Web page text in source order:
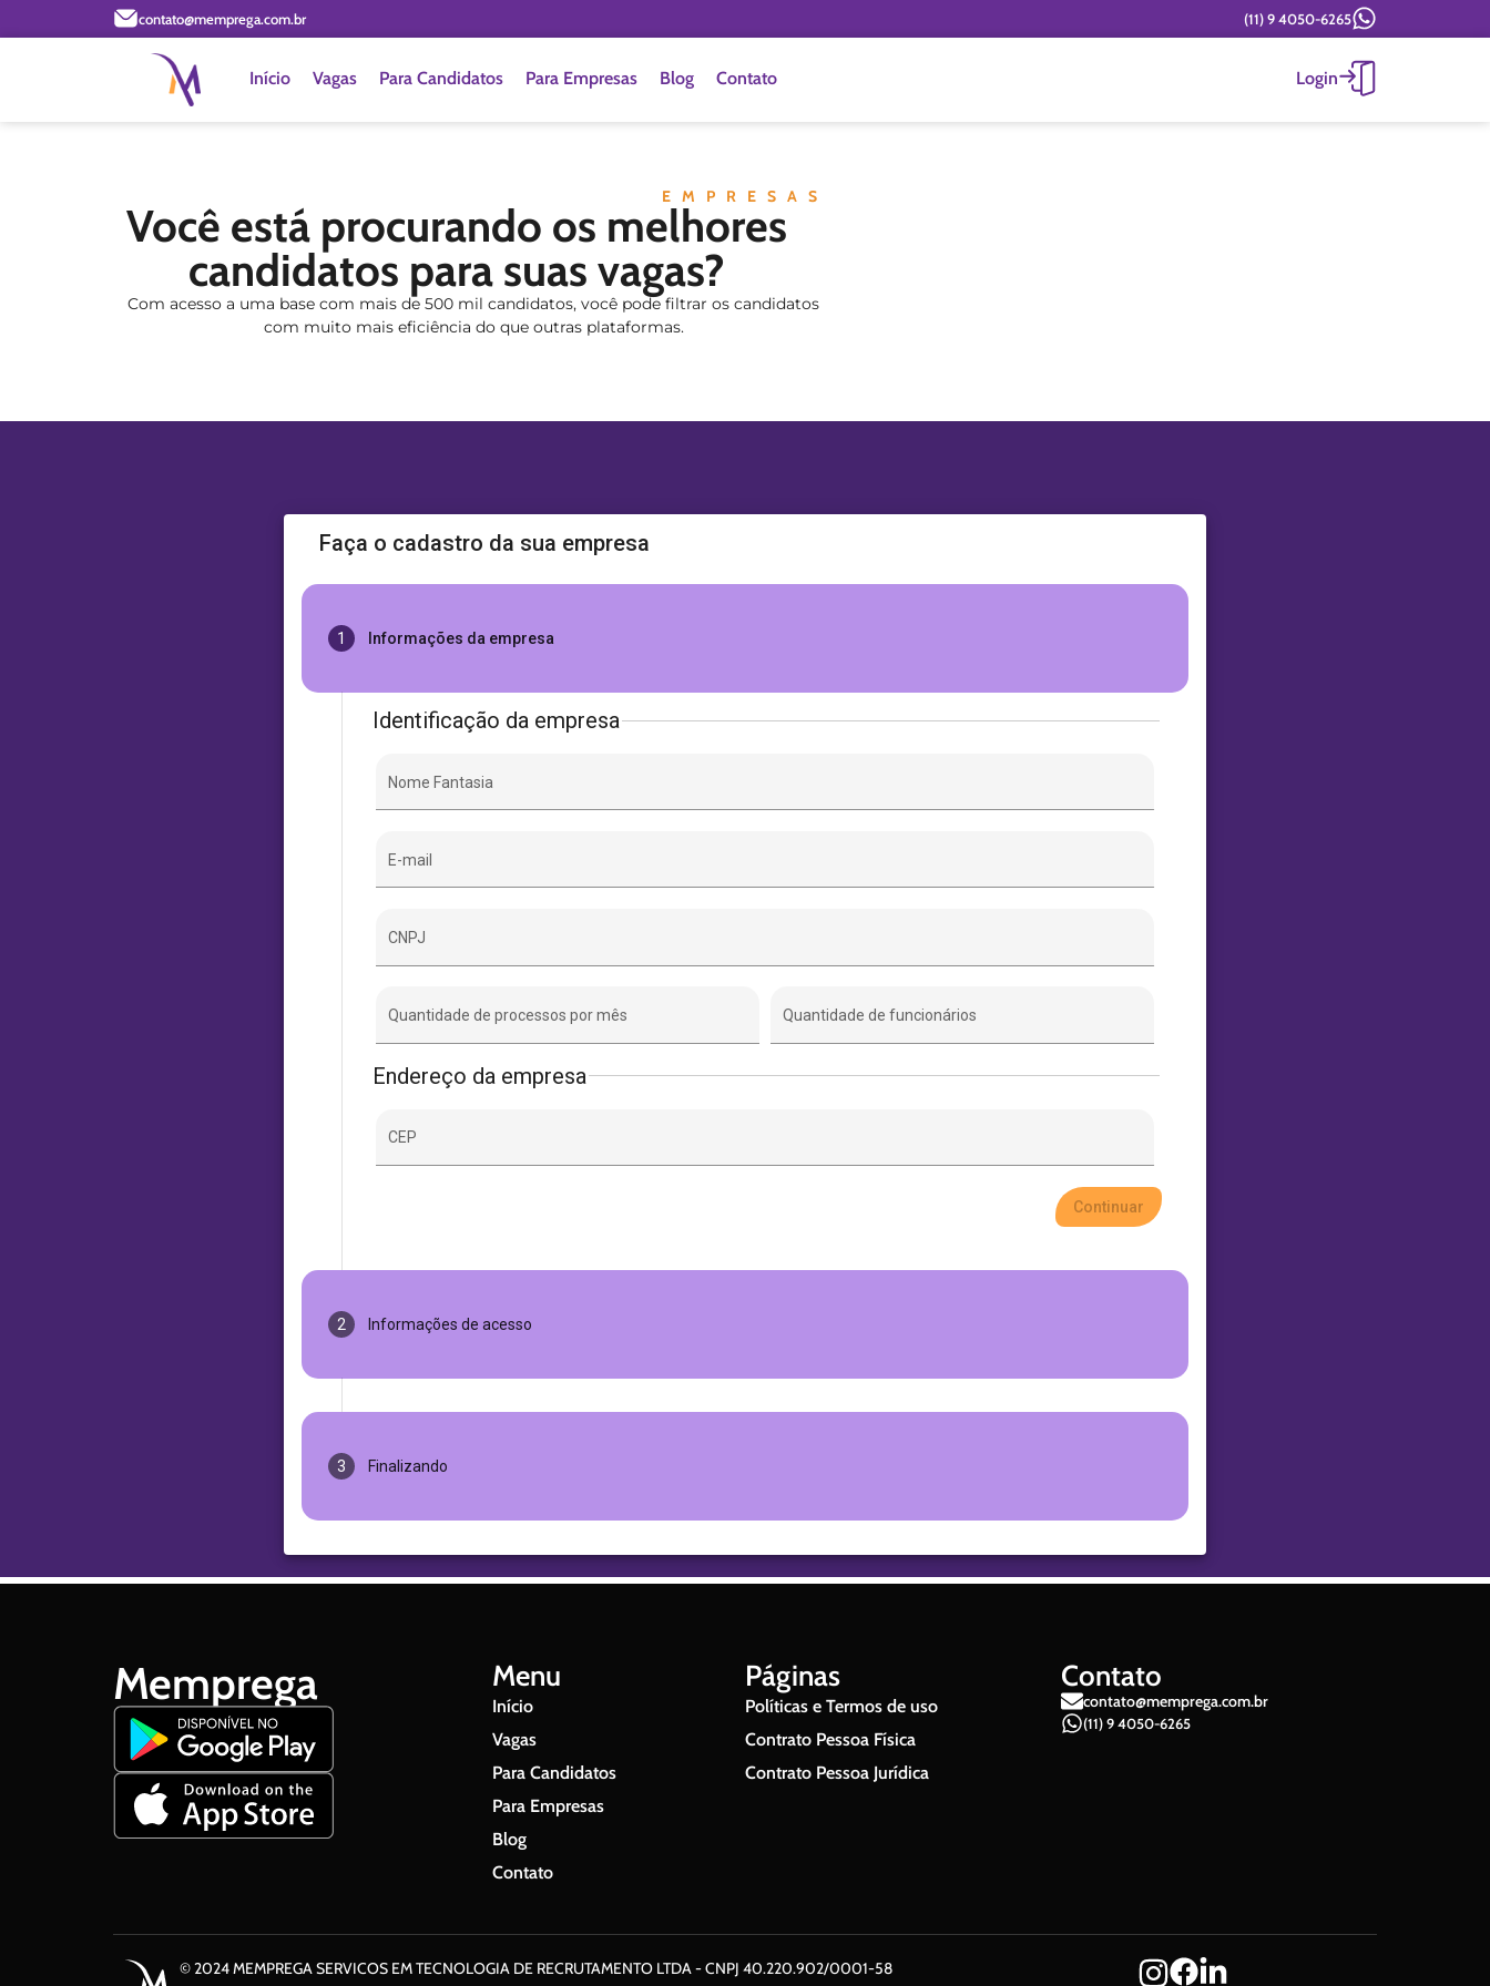
contato@memprega.com.br (11) 9 4050-6265
Início Vagas Para Candidatos Para Empresas Blog Contato Login
EMPRESAS
Você está procurando os melhores
candidatos para suas vagas?
Com acesso a uma base com mais de 500 mil candidatos, você pode filtrar os candidatos
com muito mais eficiência do que outras plataformas.
Memprega Menu
Início
Vagas
Para Candidatos
Para Empresas
Blog
Contato
Páginas
Políticas e Termos de uso
Contrato Pessoa Física
Contrato Pessoa Jurídica
Contato
contato@memprega.com.br
(11) 9 4050-6265
© 2024 MEMPREGA SERVICOS EM TECNOLOGIA DE RECRUTAMENTO LTDA - CNPJ 40.220.902/0001-58